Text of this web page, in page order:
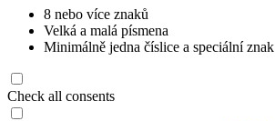
8 nebo více znaků
Velká a malá písmena
Minimálně jedna číslice a speciální znak
Check all consents